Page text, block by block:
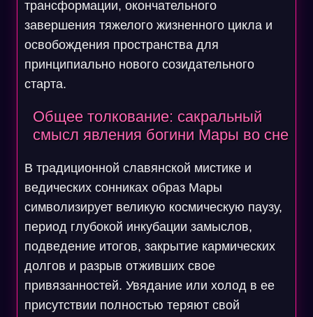
трансформации, окончательного
завершения тяжелого жизненного цикла и
освобождения пространства для
принципиально нового созидательного
старта.
Общее толкование: сакральный
смысл явления богини Мары во сне
В традиционной славянской мистике и
ведических сонниках образ Мары
символизирует великую космическую паузу,
период глубокой инкубации замыслов,
подведение итогов, закрытие кармических
долгов и разрыв отживших свое
привязанностей. Увядание или холод в ее
присутствии полностью теряют свой